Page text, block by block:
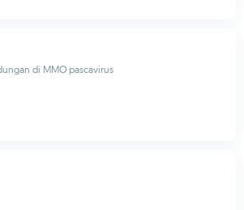
di MMO pascavirus